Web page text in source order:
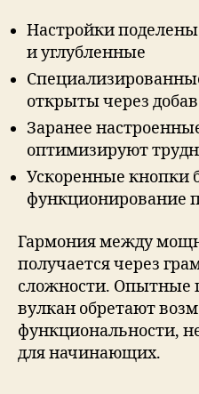
Настройки
и углубленные
открыты через
Заранее
оптимизируют
Ускоренные кнопки
функционирование
Гармония между
получается через
сложности. Опытные
вулкан обретают
функциональности,
для начинающих.